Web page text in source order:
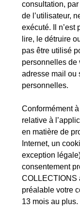
consultation,
de l’utilisateur,
exécuté. Il n’est
lire, le détruire
pas être utilisé
personnelles de
adresse mail ou
personnelles.
Conformément
relative à
en matière de
Internet, un
exception
consentement
COLLECTIONS
préalable votre
13 mois au